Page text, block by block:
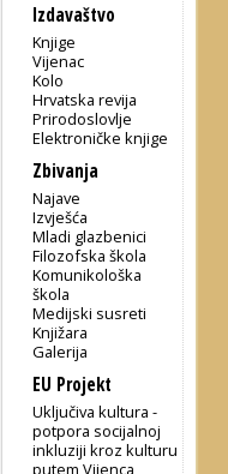
Izdavaštvo
Knjige
Vijenac
Kolo
Hrvatska revija
Prirodoslovlje
Elektroničke knjige
Zbivanja
Najave
Izvješća
Mladi glazbenici
Filozofska škola
Komunikološka
škola
Medijski susreti
Knjižara
Galerija
EU Projekt
Uključiva kultura -
potpora socijalnoj
inkluziji kroz kulturu
putem Vijenca